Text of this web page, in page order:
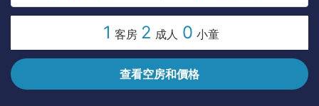
1 客房 2 成人 0 小童
查看空房和價格